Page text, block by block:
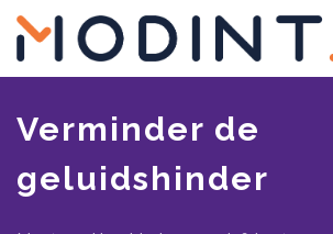
main
content
Verminder de
geluidshinder